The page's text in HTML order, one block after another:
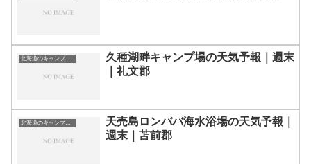
北海道のキャンプ場一覧
久種湖畔キャンプ場の天気予報｜週末
｜礼文郡
北海道のキャンプ場一覧
天売島ロンババ海水浴場の天気予報｜
週末｜苫前郡